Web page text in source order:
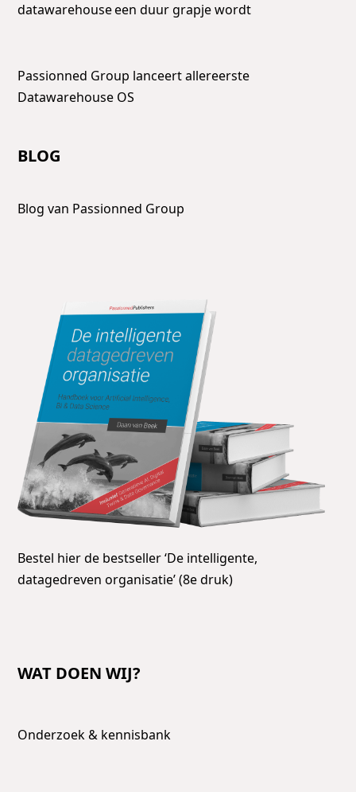
datawarehouse een duur grapje wordt
Passionned Group lanceert allereerste
Datawarehouse OS
BLOG
Blog van Passionned Group
Bestel hier de bestseller ‘De intelligente,
datagedreven organisatie’ (8e druk)
WAT DOEN WIJ?
Onderzoek & kennisbank